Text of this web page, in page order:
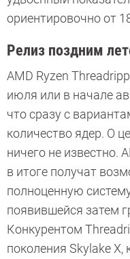
ориентировочно от
Релиз поздним
AMD Ryzen
июля или в начале
что сразу с
количество ядер. О
ничего не известно.
в итоге получат
полноценную
появившейся затем
Конкурентом
поколения Skylake